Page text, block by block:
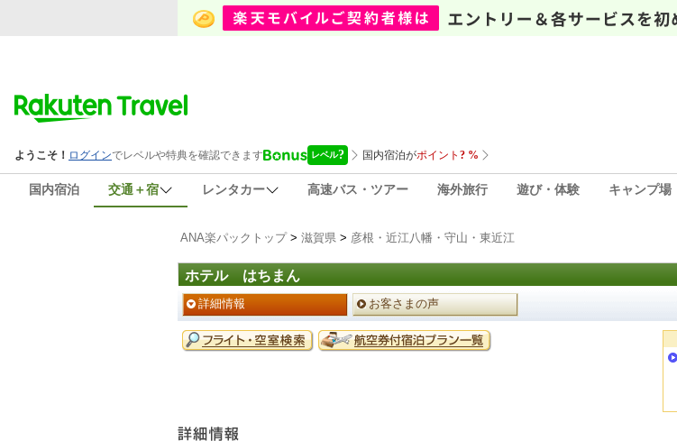
国内宿泊 交通＋宿 レンタカー 高速バス・ツアー 海外旅行 遊び・体験 キャンプ場
ANA楽パックトップ> 滋賀県 > 彦根・近江八幡・守山・東近江
ホテル はちまん
ペ
ー
ジ
メ
ニ
詳細情報 お客さまの声
予
約